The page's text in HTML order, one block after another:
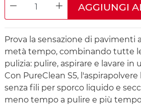
DECREASE QUANTITYINCREASE QUANTITY
AGGIUNGI
Prova la sensazione di pavimenti
metà tempo, combinando tutte
pulizia: pulire, aspirare e lavare in
Con PureClean S5,
senza fili per sporco liquido e
meno tempo a pulire e più